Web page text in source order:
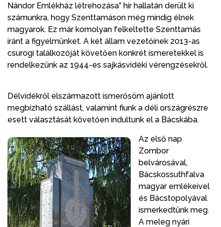
Nándor Emlékház létrehozása” hír hallatán derült ki
számunkra, hogy Szenttamáson még mindig élnek
magyarok. Ez már komolyan felkeltette Szenttamás
iránt a figyelmünket. A két állam vezetőinek 2013-as
csurogi találkozóját követően konkrét ismeretekkel is
rendelkezünk az 1944-es sajkásvidéki vérengzésekről.
Délvidékről elszármazott ismerősöm ajánlott
megbízható szállást, valamint fiunk a déli országrészre
esett választását követően indultunk el a Bácskába.
Az első nap
Zombor
belvárosával,
Bácskossuthfalva
magyar emlékeivel
és Bácstopolyával
ismerkedtünk meg.
A meleg nyári